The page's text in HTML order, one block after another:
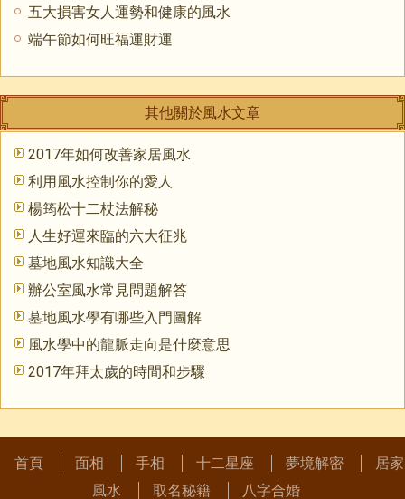
五大損害女人運勢和健康的風水
端午節如何旺福運財運
其他關於風水文章
2017年如何改善家居風水
利用風水控制你的愛人
楊筠松十二杖法解秘
人生好運來臨的六大征兆
墓地風水知識大全
辦公室風水常見問題解答
墓地風水學有哪些入門圖解
風水學中的龍脈走向是什麼意思
2017年拜太歲的時間和步驟
首頁 面相 手相 十二星座 夢境解密
居家
風水
取名秘籍 八字合婚